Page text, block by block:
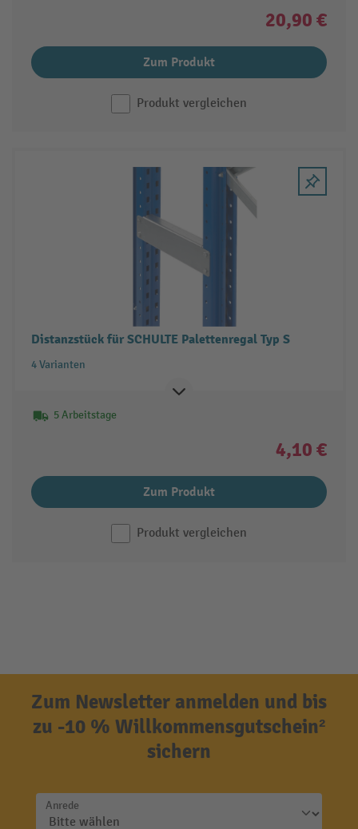
20,90 €
Zum Produkt
Produkt vergleichen
Distanzstück für SCHULTE Palettenregal Typ S
4 Varianten
5 Arbeitstage
4,10 €
Zum Produkt
Produkt vergleichen
Zum Newsletter anmelden und bis
zu -10 % Willkommensgutschein²
sichern
Anrede